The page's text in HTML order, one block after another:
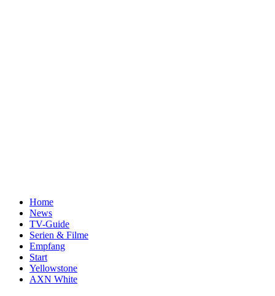
Home
News
TV-Guide
Serien & Filme
Empfang
Start
Yellowstone
AXN White